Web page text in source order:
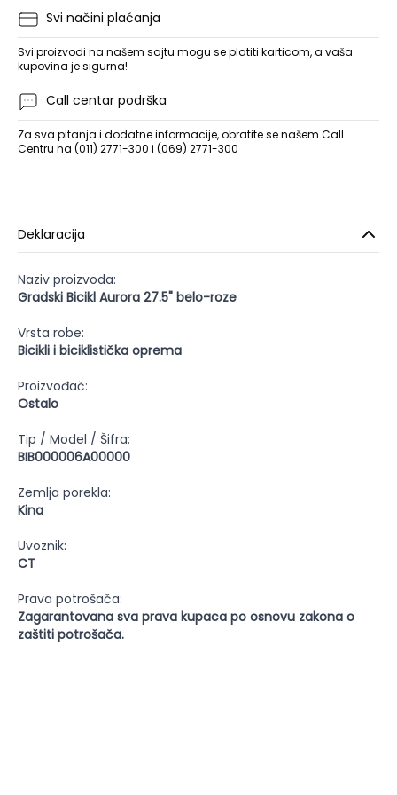
Svi načini plaćanja
Svi proizvodi na našem sajtu mogu se platiti karticom, a vaša
kupovina je sigurna!
Call centar podrška
Za sva pitanja i dodatne informacije, obratite se našem Call
Centru na (011) 2771-300 i (069) 2771-300
Deklaracija
Naziv proizvoda:
Gradski Bicikl Aurora 27.5" belo-roze
Vrsta robe:
Bicikli i biciklistička oprema
Proizvođač:
Ostalo
Tip / Model / Šifra:
BIB000006A00000
Zemlja porekla:
Kina
Uvoznik:
CT
Prava potrošača:
Zagarantovana sva prava kupaca po osnovu zakona o
zaštiti potrošača.